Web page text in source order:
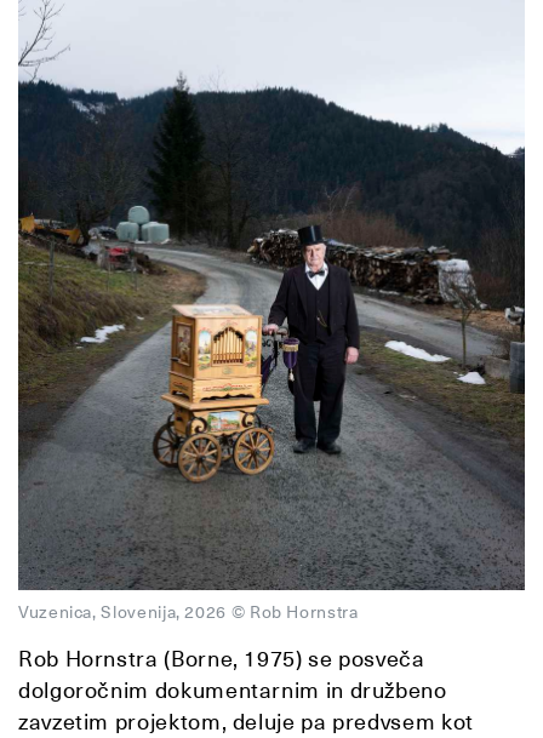
Vuzenica, Slovenija, 2026 © Rob Hornstra
Rob Hornstra (Borne, 1975) se posveča
dolgoročnim dokumentarnim in družbeno
zavzetim projektom, deluje pa predvsem kot